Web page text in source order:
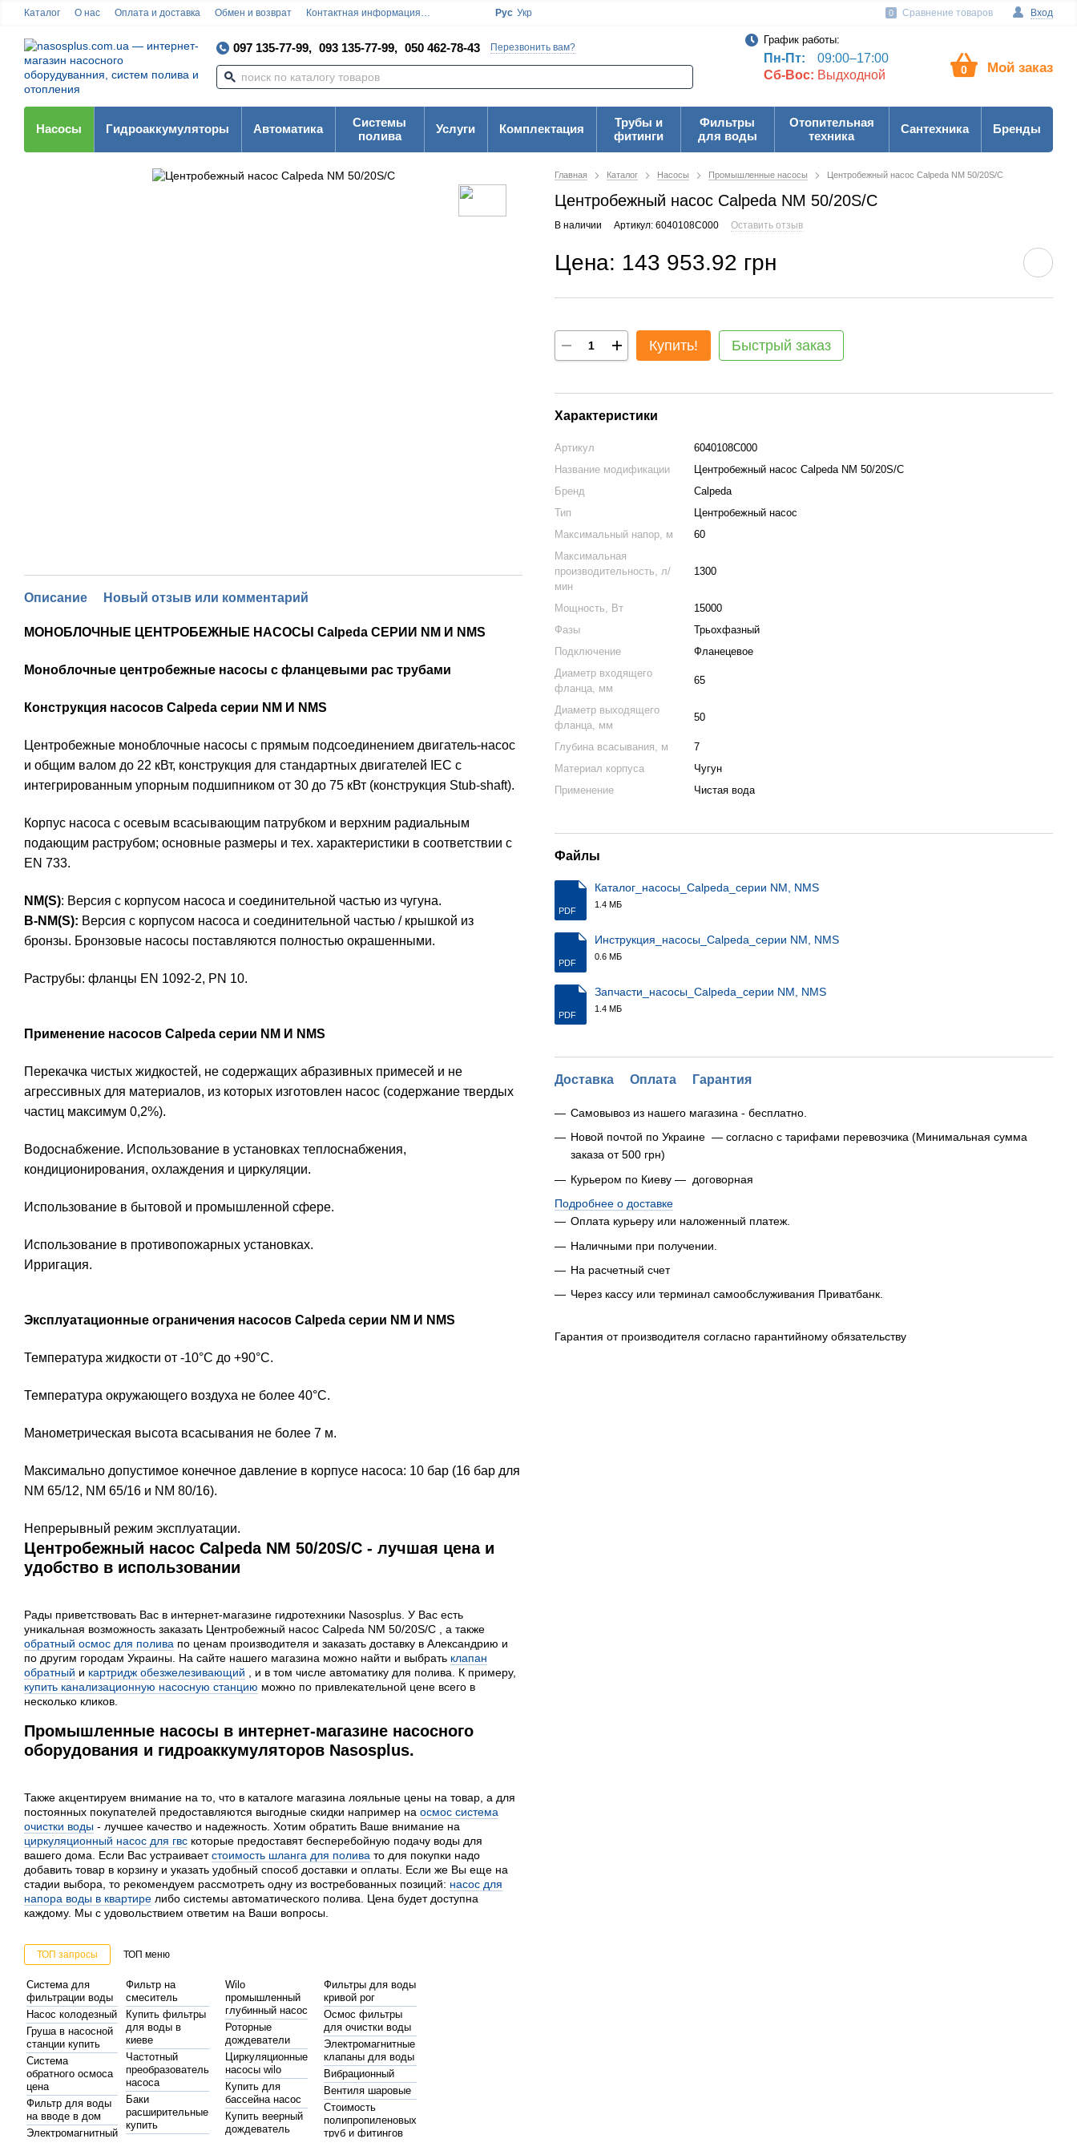
Каталог О нас Оплата и доставка Обмен и возврат Контактная информация Пользовательское соглашение Вход
0 Сравнение товаров
Рус Укр
097 135-77-99, 093 135-77-99, 050 462-78-43 Перезвонить вам?
График работы:
Пн-Пт:
09:00–17:00
Сб-Вос: Выдходной 0 Мой заказ
Насосы Гидроаккумуляторы Автоматика
Системы
полива
Услуги Комплектация
Трубы и
фитинги
Фильтры
для воды
Отопительная
техника
Сантехника Бренды
Описание Новый отзыв или комментарий
МОНОБЛОЧНЫЕ ЦЕНТРОБЕЖНЫЕ НАСОСЫ Calpeda СЕРИИ NM И NMS
Моноблочные центробежные насосы с фланцевыми рас трубами
Конструкция насосов Calpeda серии NM И NMS
Центробежные моноблочные насосы с прямым подсоединением двигатель-насос
и общим валом до 22 кВт, конструкция для стандартных двигателей IEC с
интегрированным упорным подшипником от 30 до 75 кВт (конструкция Stub-shaft).
Корпус насоса с осевым всасывающим патрубком и верхним радиальным
подающим раструбом; основные размеры и тех. характеристики в соответствии с
EN 733.
NM(S): Версия с корпусом насоса и соединительной частью из чугуна.
B-NM(S): Версия с корпусом насоса и соединительной частью / крышкой из
бронзы. Бронзовые насосы поставляются полностью окрашенными.
Раструбы: фланцы EN 1092-2, PN 10.
Применение насосов Calpeda серии NM И NMS
Перекачка чистых жидкостей, не содержащих абразивных примесей и не
агрессивных для материалов, из которых изготовлен насос (содержание твердых
частиц максимум 0,2%).
Водоснабжение. Использование в установках теплоснабжения,
кондиционирования, охлаждения и циркуляции.
Использование в бытовой и промышленной сфере.
Использование в противопожарных установках.
Ирригация.
Эксплуатационные ограничения насосов Calpeda серии NM И NMS
Температура жидкости от -10°C до +90°C.
Температура окружающего воздуха не более 40°C.
Манометрическая высота всасывания не более 7 м.
Максимально допустимое конечное давление в корпусе насоса: 10 бар (16 бар для
NM 65/12, NM 65/16 и NM 80/16).
Непрерывный режим эксплуатации.
Центробежный насос Calpeda NM 50/20S/C - лучшая цена и
удобство в использовании
Рады приветствовать Вас в интернет-магазине гидротехники Nasosplus. У Вас есть
уникальная возможность заказать Центробежный насос Calpeda NM 50/20S/C , а также
обратный осмос для полива по ценам производителя и заказать доставку в Александрию и
по другим городам Украины. На сайте нашего магазина можно найти и выбрать клапан
обратный и картридж обезжелезивающий , и в том числе автоматику для полива. К примеру,
купить канализационную насосную станцию можно по привлекательной цене всего в
несколько кликов.
Промышленные насосы в интернет-магазине насосного
оборудования и гидроаккумуляторов Nasosplus.
Также акцентируем внимание на то, что в каталоге магазина лояльные цены на товар, а для
постоянных покупателей предоставляются выгодные скидки например на осмос система
очистки воды - лучшее качество и надежность. Хотим обратить Ваше внимание на
циркуляционный насос для гвс которые предоставят бесперебойную подачу воды для
вашего дома. Если Вас устраиваетстоимость шланга для полива то для покупки надо
добавить товар в корзину и указать удобный способ доставки и оплаты. Если же Вы еще на
стадии выбора, то рекомендуем рассмотреть одну из востребованных позиций: насос для
напора воды в квартире либо системы автоматического полива. Цена будет доступна
каждому. Мы с удовольствием ответим на Ваши вопросы.
ТОП запросы ТОП меню
Система для
фильтрации воды
Насос колодезный
Груша в насосной
станции купить
Система
обратного осмоса
цена
Фильтр для воды
на вводе в дом
Электромагнитный
Фильтр на
смеситель
Купить фильтры
для воды в
киеве
Частотный
преобразователь
насоса
Баки
расширительные
купить
Wilo
промышленный
глубинный насос
Роторные
дождеватели
Циркуляционные
насосы wilo
Купить для
бассейна насос
Купить веерный
дождеватель
Фильтры для воды
кривой рог
Осмос фильтры
для очистки воды
Электромагнитные
клапаны для воды
Вибрационный
Вентиля шаровые
Стоимость
полипропиленовых
труб и фитингов
Главная Каталог Насосы Промышленные насосы Центробежный насос Calpeda NM 50/20S/C
Центробежный насос Calpeda NM 50/20S/C
В наличии Артикул: 6040108C000 Оставить отзыв
Цена: 143 953.92 грн
Купить! Быстрый заказ
Характеристики
Артикул
6040108C000
Название модификации
Центробежный насос Calpeda NM 50/20S/C
Бренд
Calpeda
Тип
Центробежный насос
Максимальный напор, м
60
Максимальная
производительность, л/
мин
1300
Мощность, Вт
15000
Фазы
Трьохфазный
Подключение
Фланецевое
Диаметр входящего
фланца, мм
65
Диаметр выходящего
фланца, мм
50
Глубина всасывания, м
7
Материал корпуса
Чугун
Применение
Чистая вода
Файлы
PDF
Каталог_насосы_Calpeda_серии NM, NMS
1.4 МБ
PDF
Инструкция_насосы_Calpeda_серии NM, NMS
0.6 МБ
PDF
Запчасти_насосы_Calpeda_серии NM, NMS
1.4 МБ
Доставка Оплата Гарантия
Самовывоз из нашего магазина - бесплатно.
Новой почтой по Украине — согласно с тарифами перевозчика (Минимальная сумма
заказа от 500 грн)
Курьером по Киеву — договорная
Подробнее о доставке
Оплата курьеру или наложенный платеж.
Наличными при получении.
На расчетный счет
Через кассу или терминал самообслуживания Приватбанк.
Гарантия от производителя согласно гарантийному обязательству